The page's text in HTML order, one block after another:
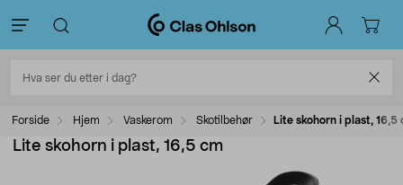
Forside Hjem Vaskerom Skotilbehør Lite skohorn i plast, 16,5
Lite skohorn i plast, 16,5 cm